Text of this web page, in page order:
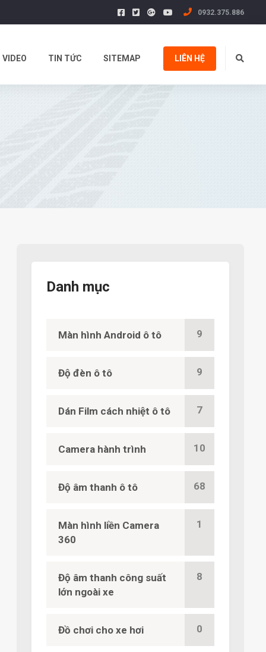
0932.375.886
VIDEO TIN TỨC SITEMAP LIÊN HỆ
Danh mục
Màn hình Android ô tô 9
Độ đèn ô tô 9
Dán Film cách nhiệt ô tô 7
Camera hành trình 10
Độ âm thanh ô tô 68
Màn hình liền Camera
360
1
Độ âm thanh công suất
lớn ngoài xe
8
Đồ chơi cho xe hơi 0